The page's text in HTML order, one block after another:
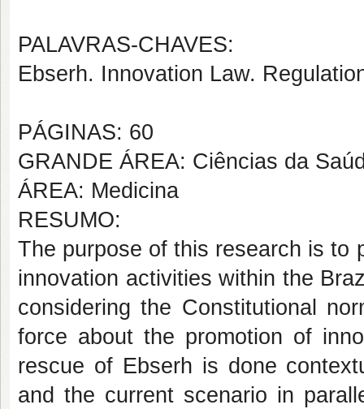
PALAVRAS-CHAVES:
Ebserh. Innovation Law.
PÁGINAS: 60
GRANDE ÁREA: Ciências da
ÁREA: Medicina
RESUMO:
The purpose of this research is to
innovation activities within the
considering the Constitutional
force about the promotion of
rescue of Ebserh is done
and the current scenario in